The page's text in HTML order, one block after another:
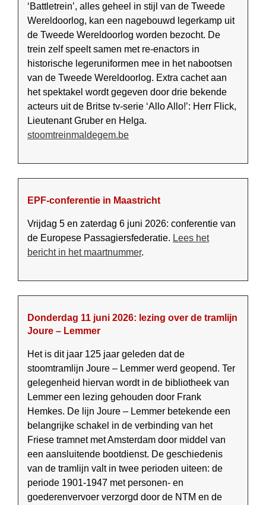
‘Battletrein’, alles geheel in stijl van de Tweede
Wereldoorlog, kan een nagebouwd legerkamp uit
de Tweede Wereld­oorlog worden bezocht. De
trein zelf speelt samen met re-enactors in
historische leger­uniformen mee in het nabootsen
van de Tweede Wereld­oorlog. Extra cachet aan
het spektakel wordt gegeven door drie bekende
acteurs uit de Britse tv-serie ‘Allo Allo!’: Herr Flick,
Lieutenant Gruber en Helga.
stoomtreinmaldegem.be
EPF-conferentie in Maastricht
Vrijdag 5 en zaterdag 6 juni 2026: conferentie van
de Europese Passagiersfederatie. Lees het
bericht in het maartnummer.
Donderdag 11 juni 2026: lezing over de tramlijn
Joure – Lemmer
Het is dit jaar 125 jaar geleden dat de
stoomtramlijn Joure – Lemmer werd geopend. Ter
gelegenheid hiervan wordt in de bibliotheek van
Lemmer een lezing gehouden door Frank
Hemkes. De lijn Joure – Lemmer betekende een
belangrijke schakel in de verbinding van het
Friese tramnet met Amsterdam door middel van
een aansluitende boot­dienst. De geschiedenis
van de tramlijn valt in twee perioden uiteen: de
periode 1901-1947 met per­so­nen- en
goederenvervoer verzorgd door de NTM en de